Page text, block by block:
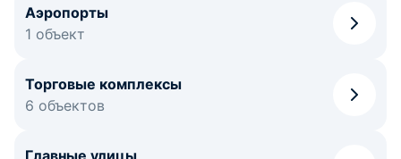
Аэропорты
1 объект
Торговые комплексы
6 объектов
Главные улицы